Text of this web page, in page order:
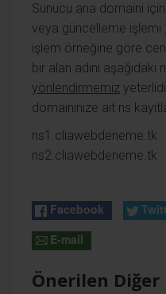
Sunucu ana domaini
veya güncelleme işlemi
işlem örneğine göre
bir alan adını
yönlendirmemiz
domaininize ait ns
ns1.cliawebdeneme.tk
ns2.cliawebdeneme.tk
Facebook
E-mail
Önerilen